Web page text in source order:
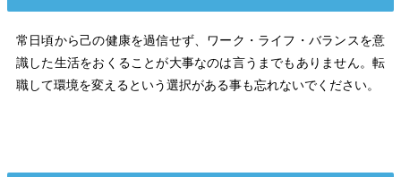
常日頃から己の健康を過信せず、ワーク・ライフ・バランスを意
識した生活をおくることが大事なのは言うまでもありません。転
職して環境を変えるという選択がある事も忘れないでください。